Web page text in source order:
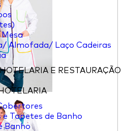
Mesa
Almofada/ Laço Cadeiras
E RESTAURAÇÃO
Tapetes de Banho
Banho